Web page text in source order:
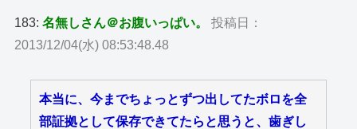
183:名無しさん＠お腹いっぱい。
投稿日：
2013/12/04(水) 08:53:48.48
本当に、今までちょっとずつ出してたボロを全
部証拠として保存できてたらと思うと、歯ぎし